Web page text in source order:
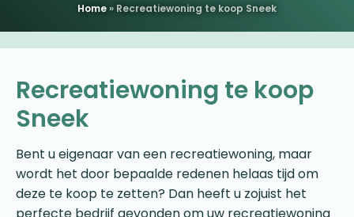
Home» Recreatiewoning te koop Sneek
Recreatiewoning te koop
Sneek
Bent u eigenaar van een recreatiewoning, maar
wordt het door bepaalde redenen helaas tijd om
deze te koop te zetten? Dan heeft u zojuist het